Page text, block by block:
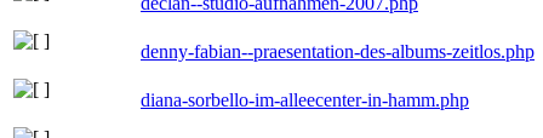
denny-fabian--praesentation-des-albums-zeitlos.php
diana-sorbello-im-alleecenter-in-hamm.php